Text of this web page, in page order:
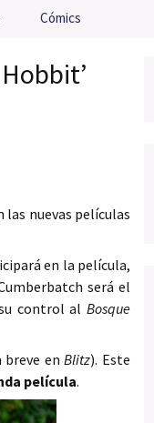
Cómics
las nuevas películas
en la película,
será el
control al Bosque
breve enBlitz). Este
película.